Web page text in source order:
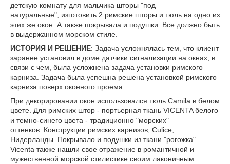
детскую комнату для мальчика шторы "под
натуральные", изготовить 2 римские шторы и тюль на одно из
этих же окон. А также покрывала и подушки. Все должно быть
в выдержанном морском стиле.
ИСТОРИЯ И РЕШЕНИЕ: Задача усложнялась тем, что клиент
заранее установил в доме датчики сигнализации на окнах, в
связи с чем, была усложнена задача установки римского
карниза. Задача была успешна решена установкой римского
карниза поверх оконного проема.
При декорировании окон использовался тюль Camila в белом
цвете. Для римских штор - портьерная ткань VICENTA белого
и темно-синего цвета - традиционно "морских"
оттенков. Конструкции римских карнизов, Culice,
Нидерланды. Покрывало и подушки из ткани "рогожка"
Vicenta также нашли свое отражение в романтичной и
мужественной морской стилистике своим лаконичным